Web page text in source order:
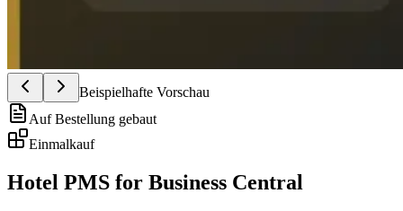
Beispielhafte Vorschau
Auf Bestellung gebaut
Einmalkauf
Hotel PMS for Business Central